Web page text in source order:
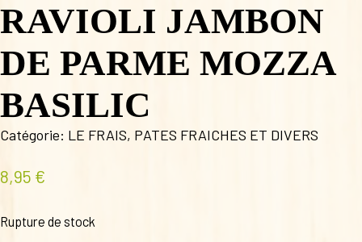
RAVIOLI JAMBON
DE PARME MOZZA
BASILIC
Catégorie: LE FRAIS, PATES FRAICHES ET DIVERS
8,95 €
Rupture de stock